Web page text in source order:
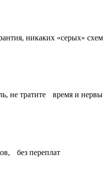
никаких «серых» схем
не тратите время и нервы
без переплат